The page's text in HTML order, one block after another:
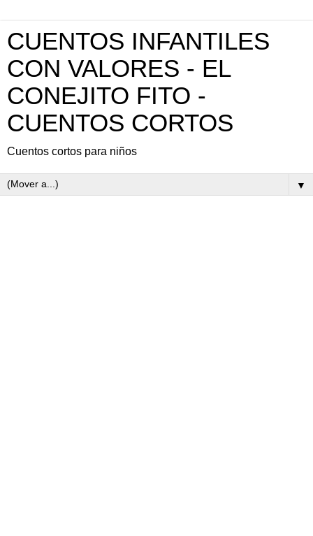
CUENTOS INFANTILES
CON VALORES - EL
CONEJITO FITO -
CUENTOS CORTOS
Cuentos cortos para niños
▼